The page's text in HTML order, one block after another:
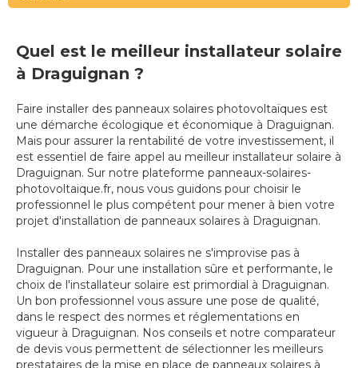
Quel est le meilleur installateur solaire
à Draguignan ?
Faire installer des panneaux solaires photovoltaïques est
une démarche écologique et économique à Draguignan.
Mais pour assurer la rentabilité de votre investissement, il
est essentiel de faire appel au meilleur installateur solaire à
Draguignan. Sur notre plateforme panneaux-solaires-
photovoltaique.fr, nous vous guidons pour choisir le
professionnel le plus compétent pour mener à bien votre
projet d'installation de panneaux solaires à Draguignan.
Installer des panneaux solaires ne s'improvise pas à
Draguignan. Pour une installation sûre et performante, le
choix de l'installateur solaire est primordial à Draguignan.
Un bon professionnel vous assure une pose de qualité,
dans le respect des normes et réglementations en
vigueur à Draguignan. Nos conseils et notre comparateur
de devis vous permettent de sélectionner les meilleurs
prestataires de la mise en place de panneaux solaires à